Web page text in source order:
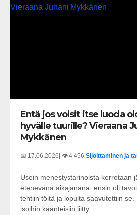
Entä jos voisit itse luoda
hyvälle tuurille? Vieraana
Mykkänen
📅 17.06.2026| 👁️ 4 456|Sijoittaminen ja
Usein menestystarinoista kerrotaan
etenevänä aikajanana: ensin oli
tehtiin töitä ja lopulta saavutettiin se.
isoihin käänteisiin liitty...